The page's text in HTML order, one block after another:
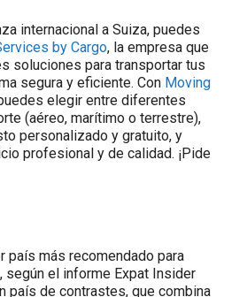
internacional a Suiza, puedes
by Cargo, la empresa que
soluciones para transportar tus
segura y eficiente. Con Moving
elegir entre diferentes
(aéreo, marítimo o terrestre),
personalizado y gratuito, y
profesional y de calidad. ¡Pide
país más recomendado para
según el informe Expat Insider
país de contrastes, que combina